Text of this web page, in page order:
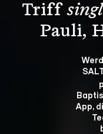
Triff
Pauli,
App,